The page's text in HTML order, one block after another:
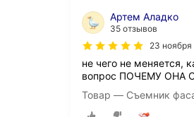
Артем Аладко
35 отзывов
23
не чего не меняется,
вопрос ПОЧЕМУ ОНА
Товар — Съемник